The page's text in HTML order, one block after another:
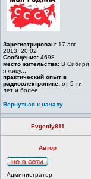
Зарегистрирован: 17 авг
2013, 20:02
Сообщения: 4698
место жительства: В Сибири
я живу...
практический опыт в
радиоэлектронике: от 5-ти
лет и более
Вернуться к началу
Evgeniy811
Автор
Администратор